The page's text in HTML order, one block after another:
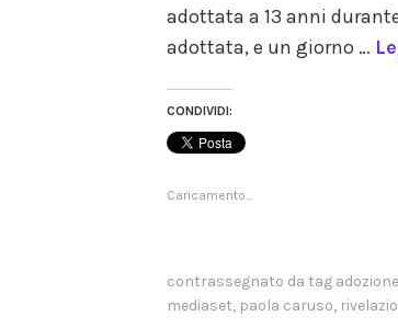
talk
show
adottata a 13 anni
adottata, e un giorno …
CONDIVIDI:
Caricamento...
contrassegnato da tag adozione
mediaset, paola caruso,